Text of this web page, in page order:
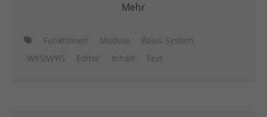
Mehr
Funktionen Module
Basis-System
WYSIWYG
Editor Inhalt Text